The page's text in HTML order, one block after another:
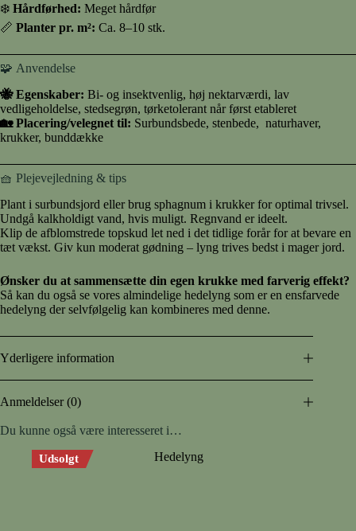
❄️ Hårdførhed: Meget hårdfør
📏 Planter pr. m²: Ca. 8–10 stk.
🧩 Anvendelse
🐝 Egenskaber: Bi- og insektvenlig, høj nektarværdi, lav
vedligeholdelse, stedsegrøn, tørketolerant når først etableret
🏡 Placering/velegnet til: Surbundsbede, stenbede, naturhaver,
krukker, bunddække
🧺 Plejevejledning & tips
Plant i surbundsjord eller brug sphagnum i krukker for optimal trivsel.
Undgå kalkholdigt vand, hvis muligt. Regnvand er ideelt.
Klip de afblomstrede topskud let ned i det tidlige forår for at bevare en
tæt vækst. Giv kun moderat gødning – lyng trives bedst i mager jord.
Ønsker du at sammensætte din egen krukke med farverig effekt?
Så kan du også se vores almindelige hedelyng som er en ensfarvede
hedelyng der selvfølgelig kan kombineres med denne.
Yderligere information
Anmeldelser (0)
Du kunne også være interesseret i…
Udsolgt